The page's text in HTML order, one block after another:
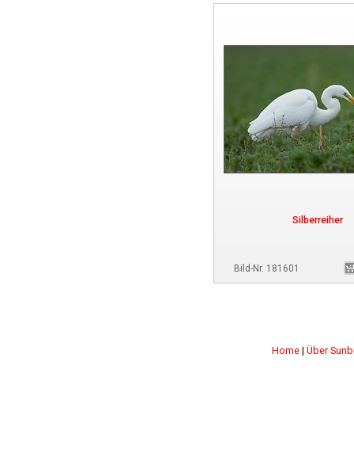
Silberreiher
Bild-Nr. 181601
Home | Über